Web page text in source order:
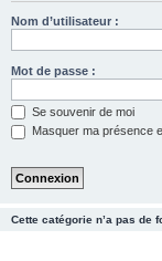
Nom d’utilisateur :
Mot de passe :
Se souvenir de moi
Masquer ma présence
Cette catégorie n’a pas de